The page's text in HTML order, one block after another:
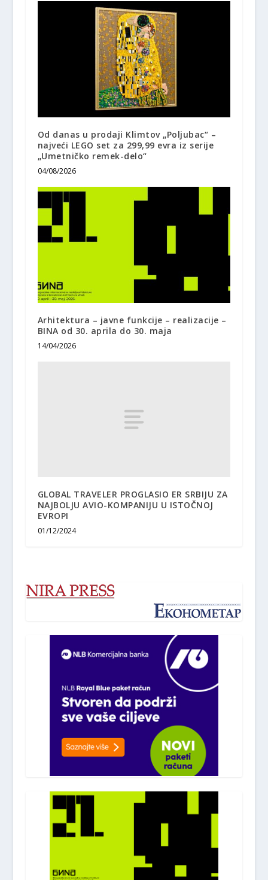
Od danas u prodaji Klimtov „Poljubac“ –
najveći LEGO set za 299,99 evra iz serije
„Umetničko remek-delo“
04/08/2026
Arhitektura – javne funkcije – realizacije –
BINA od 30. aprila do 30. maja
14/04/2026
GLOBAL TRAVELER PROGLASIO ER SRBIJU ZA
NAJBOLJU AVIO-KOMPANIJU U ISTOČNOJ
EVROPI
01/12/2024